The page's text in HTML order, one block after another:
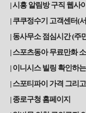
시흥 알림방 구직 웹사
쿠쿠정수기 고객센터(
동사무소 점심시간 (주
스포츠동아 무료만화
이니시스 빌링 확인하
스포티파이 가격 그리
종로구청 홈페이지